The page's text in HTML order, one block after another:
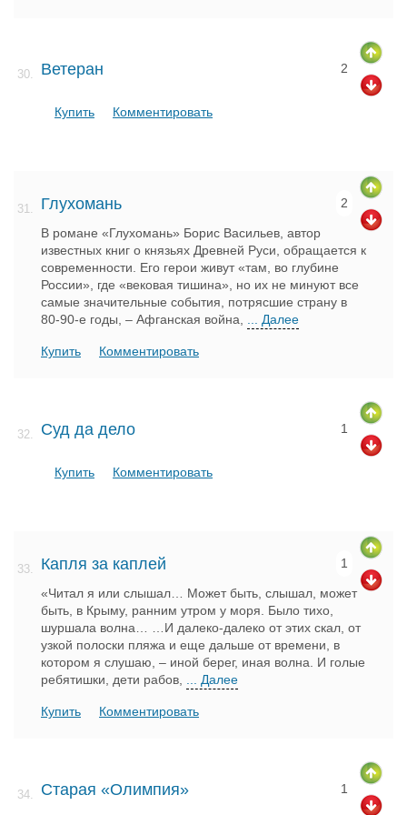
30. Ветеран 2
Купить Комментировать
31. Глухомань 2
В романе «Глухомань» Борис Васильев, автор
известных книг о князьях Древней Руси, обращается к
современности. Его герои живут «там, во глубине
России», где «вековая тишина», но их не минуют все
самые значительные события, потрясшие страну в
80-90-е годы, – Афганская война, ... Далее
Купить Комментировать
32. Суд да дело 1
Купить Комментировать
33. Капля за каплей 1
«Читал я или слышал… Может быть, слышал, может
быть, в Крыму, ранним утром у моря. Было тихо,
шуршала волна… …И далеко-далеко от этих скал, от
узкой полоски пляжа и еще дальше от времени, в
котором я слушаю, – иной берег, иная волна. И голые
ребятишки, дети рабов, ... Далее
Купить Комментировать
34. Старая «Олимпия» 1